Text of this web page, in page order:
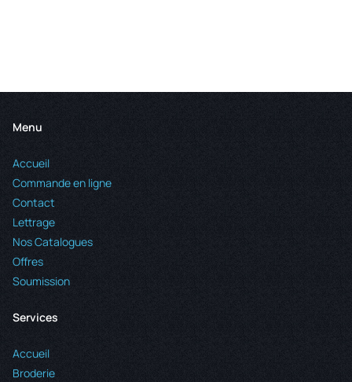
Menu
Accueil
Commande en ligne
Contact
Lettrage
Nos Catalogues
Offres
Soumission
Services
Accueil
Broderie